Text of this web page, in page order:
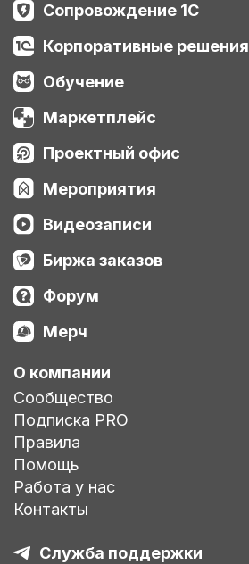
Сопровождение 1С
Корпоративные решения
Обучение
Маркетплейс
Проектный офис
Мероприятия
Видеозаписи
Биржа заказов
Форум
Мерч
О компании
Сообщество
Подписка PRO
Правила
Помощь
Работа у нас
Контакты
Служба поддержки